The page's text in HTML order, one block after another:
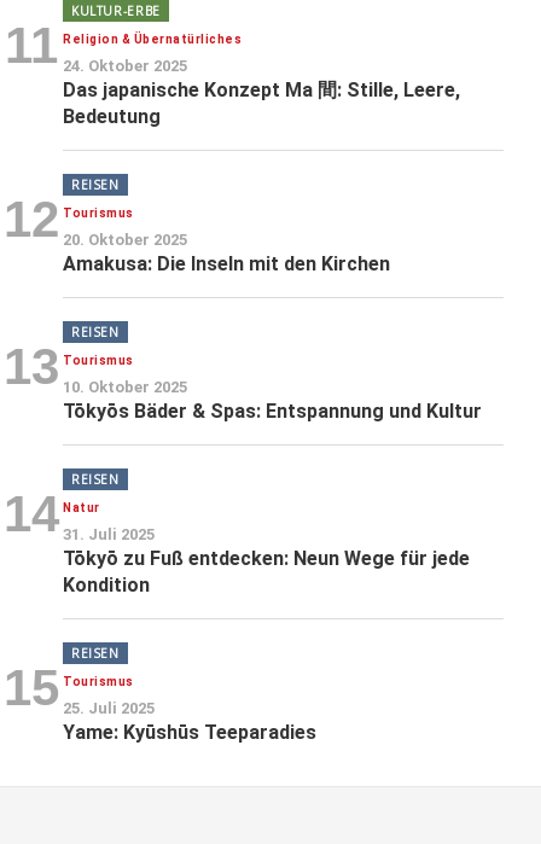
11
KULTUR-ERBE
Religion & Übernatürliches
24. Oktober 2025
Das japanische Konzept Ma 間: Stille, Leere,
Bedeutung
12
REISEN
Tourismus
20. Oktober 2025
Amakusa: Die Inseln mit den Kirchen
13
REISEN
Tourismus
10. Oktober 2025
Tōkyōs Bäder & Spas: Entspannung und Kultur
14
REISEN
Natur
31. Juli 2025
Tōkyō zu Fuß entdecken: Neun Wege für jede
Kondition
15
REISEN
Tourismus
25. Juli 2025
Yame: Kyūshūs Teeparadies